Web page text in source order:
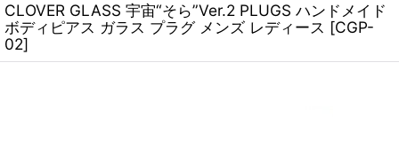
CLOVER GLASS 宇宙“そら”Ver.2 PLUGS ハンドメイド
ボディピアス ガラス プラグ メンズ レディース [CGP-
02]